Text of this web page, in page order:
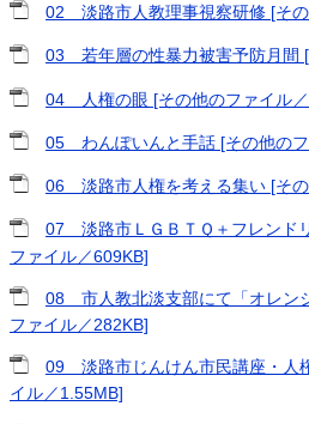
02 淡路市人教理事視察研修 [そ
03 若年層の性暴力被害予防月間
04 人権の眼 [その他のファイル
05 わんぽいんと手話 [その他の
06 淡路市人権を考える集い [そ
07 淡路市ＬＧＢＴＱ＋フレンド
ファイル／609KB]
08 市人教北淡支部にて「オレン
ファイル／282KB]
09 淡路市じんけん市民講座・人
イル／1.55MB]